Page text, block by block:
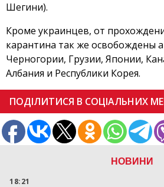
НОВИНИ
18:21
Шегини).
Кроме украинцев, от
карантина так же освобождены
Черногории, Грузии, Японии,
Албания и Республики Корея.
ПОДІЛИТИСЯ В СОЦІАЛЬНИХ